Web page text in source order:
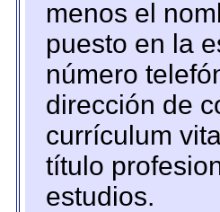
menos el
puesto en la
número
dirección de
currículum
título
estudios.